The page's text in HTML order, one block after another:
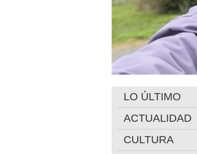
LO ÚLTIMO
ACTUALIDAD
CULTURA